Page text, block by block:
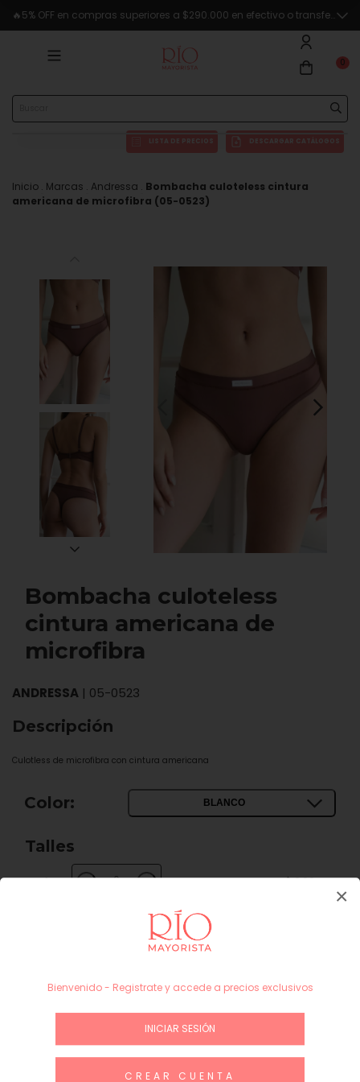
🔥5% OFF en compras superiores a $290.000 en efectivo o transferencia
0
LISTA DE PRECIOS DESCARGAR CATÁLOGOS
Inicio . Marcas . Andressa . Bombacha culoteless cintura
americana de microfibra (05-0523)
Bombacha culoteless
cintura americana de
microfibra
ANDRESSA | 05-0523
Descripción
Culotless de microfibra con cintura americana
Color: BLANCO
Talles
1 $ 0,00
Bienvenido - Registrate y accede a precios exclusivos
INICIAR SESIÓN
CREAR CUENTA
×